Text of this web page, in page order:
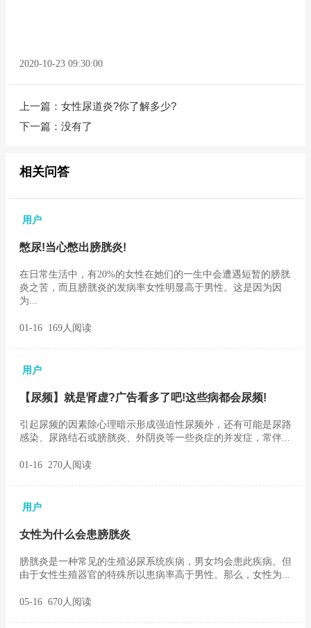
2020-10-23 09:30:00
上一篇： 女性尿道炎?你了解多少?
下一篇：没有了
相关问答
用户
憋尿!当心憋出膀胱炎!
在日常生活中，有20%的女性在她们的一生中会遭遇短暂的膀胱
炎之苦，而且膀胱炎的发病率女性明显高于男性。这是因为因
为...
01-16 169人阅读
用户
【尿频】就是肾虚?广告看多了吧!这些病都会尿频!
引起尿频的因素除心理暗示形成强迫性尿频外，还有可能是尿路
感染、尿路结石或膀胱炎、外阴炎等一些炎症的并发症，常伴...
01-16 270人阅读
用户
女性为什么会患膀胱炎
膀胱炎是一种常见的生殖泌尿系统疾病，男女均会患此疾病。但
由于女性生殖器官的特殊所以患病率高于男性。那么，女性为...
05-16 670人阅读